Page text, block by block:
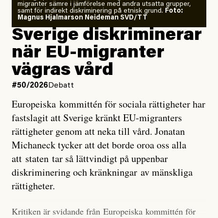
läget för hur den begynnande El Niño-händelsen ska
utveckla sig. El Niño är ett återkommande
väderfenomen som uppstår när havsvattnet i delar av
Stilla havet blir ovanligt varmt. Det påverkar vädret
över stora delar av världen och under
forskare allt oftare varnat för att den här El Niñon
Det verkar vara en underdrift, menar nu Zeke
Hausfather.
”Det ser ut som att årets El Niño inte bara med stor
sannolikhet kommer att bli den starkaste sedan
tillförlitliga mätningar inleddes – den kan till och med
marginal”, skriver han.
migranter sämre i jämförelse med andra utsatta grupper,
samt för indirekt diskriminering på etnisk grund. Foto:
Magnus Hjalmarson Neideman SVD/TT
Sverige diskriminerar
när EU-migranter
vägras vård
#50/2026 Debatt
Europeiska kommittén för sociala rättigheter har
fastslagit att Sverige kränkt EU-migranters
rättigheter genom att neka till vård. Jonatan
Michaneck tycker att det borde oroa oss alla
att staten tar så lättvindigt på uppenbar
diskriminering och kränkningar av mänskliga
rättigheter.
Kritiken är svidande från Europeiska kommittén för